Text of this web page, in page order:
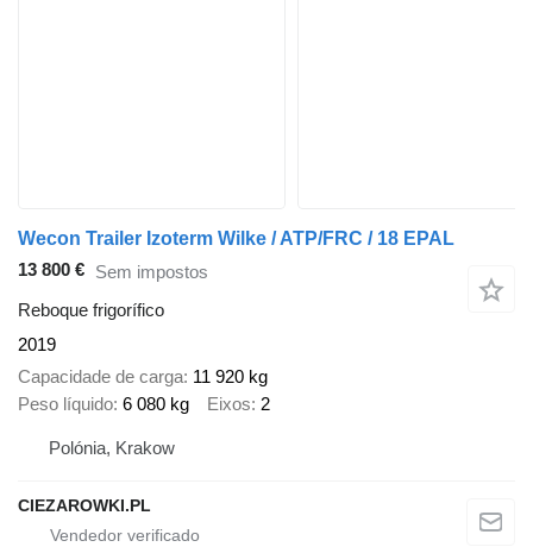
Wecon Trailer Izoterm Wilke / ATP/FRC / 18 EPAL
13 800 € Sem impostos
Reboque frigorífico
2019
Capacidade de carga 11 920 kg
Peso líquido 6 080 kg Eixos 2
Polónia, Krakow
CIEZAROWKI.PL